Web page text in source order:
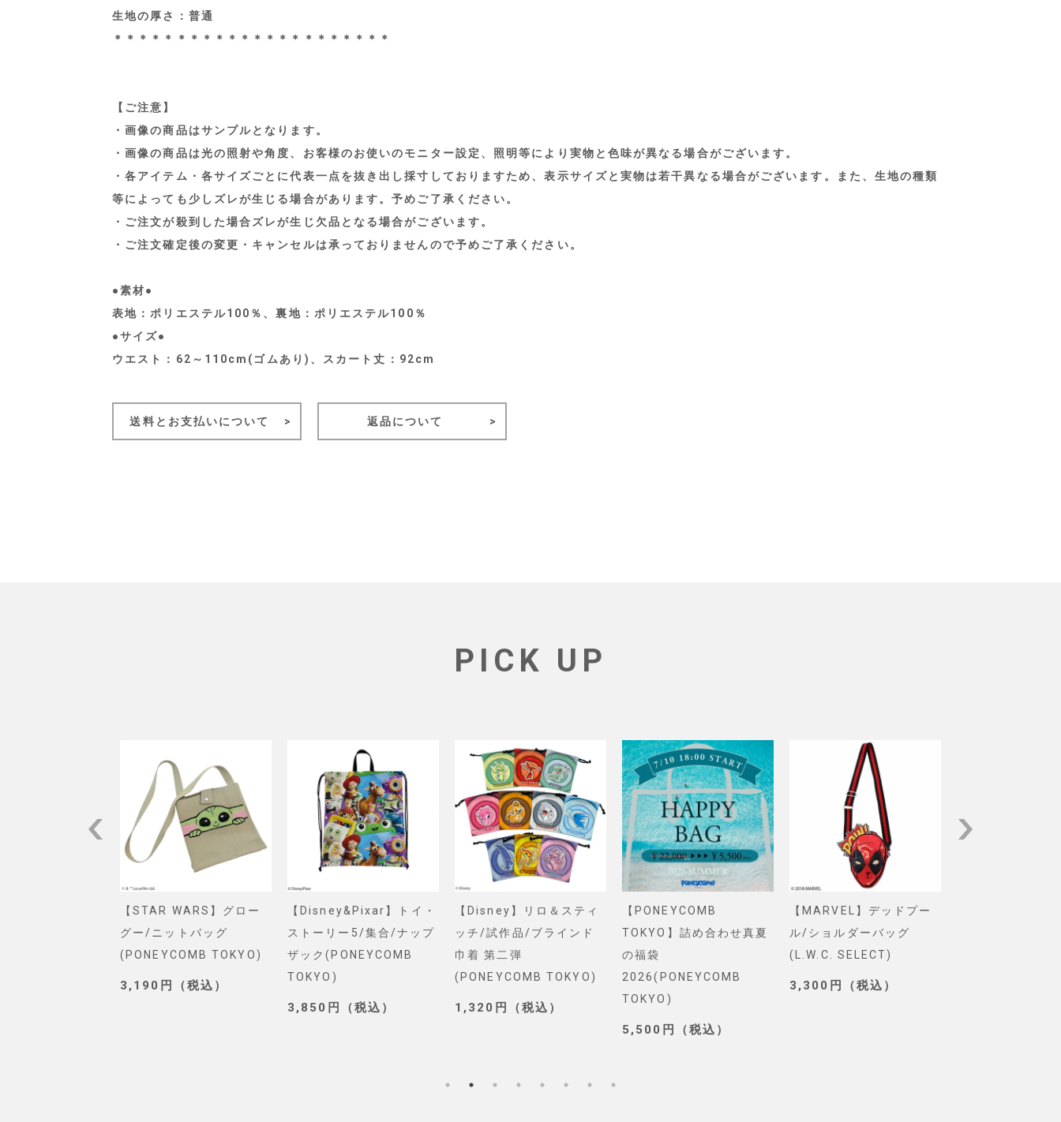
生地の厚さ：普通
＊＊＊＊＊＊＊＊＊＊＊＊＊＊＊＊＊＊＊＊＊＊
【ご注意】
・画像の商品はサンプルとなります。
・画像の商品は光の照射や角度、お客様のお使いのモニター設定、照明等により実物と色味が異なる場合がございます。
・各アイテム・各サイズごとに代表一点を抜き出し採寸しておりますため、表示サイズと実物は若干異なる場合がございます。また、生地の種類
等によっても少しズレが生じる場合があります。予めご了承ください。
・ご注文が殺到した場合ズレが生じ欠品となる場合がございます。
・ご注文確定後の変更・キャンセルは承っておりませんので予めご了承ください。
●素材●
表地：ポリエステル100％、裏地：ポリエステル100％
●サイズ●
ウエスト：62～110cm(ゴムあり)、スカート丈：92cm
送料とお支払いについて 返品について
PICK UP
【STAR WARS】グロー
グー/ニットバッグ
(PONEYCOMB TOKYO)
3,190円（税込）
【Disney&Pixar】トイ・
ストーリー5/集合/ナップ
ザック(PONEYCOMB
TOKYO)
3,850円（税込）
【Disney】リロ＆スティ
ッチ/試作品/ブラインド
巾着 第二弾
(PONEYCOMB TOKYO)
1,320円（税込）
【PONEYCOMB
TOKYO】詰め合わせ真夏
の福袋
2026(PONEYCOMB
TOKYO)
5,500円（税込）
【MARVEL】デッドプー
ル/ショルダーバッグ
(L.W.C. SELECT)
3,300円（税込）